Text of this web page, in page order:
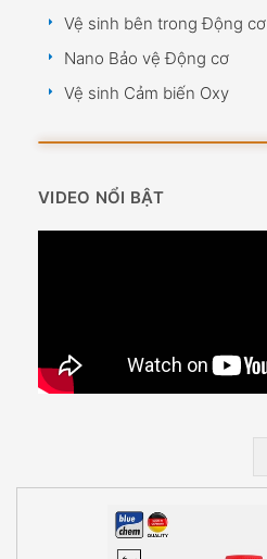
Vệ sinh bên trong Động cơ
Nano Bảo vệ Động cơ
Vệ sinh Cảm biến Oxy
VIDEO NỔI BẬT